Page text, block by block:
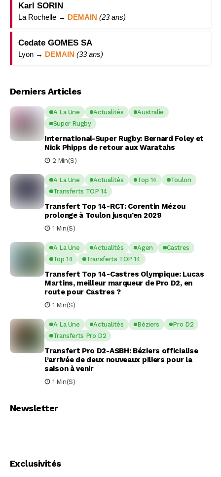
Karl SORIN
La Rochelle → DEMAIN (23 ans)
Cedate GOMES SA
Lyon → DEMAIN (33 ans)
Derniers Articles
A La Une Actualités
Australie
Super Rugby
International-Super Rugby: Bernard Foley et
Nick Phipps de retour aux Waratahs
2 Min(s)
A La Une Actualités Top 14
Toulon
Transferts TOP 14
Transfert Top 14-RCT: Corentin Mézou
prolonge à Toulon jusqu’en 2029
1 Min(s)
A La Une Actualités Agen
Castres
Top 14
Transferts TOP 14
Transfert Top 14-Castres Olympique: Lucas
Martins, meilleur marqueur de Pro D2, en
route pour Castres ?
1 Min(s)
A La Une Actualités Béziers
Pro D2
Transferts Pro D2
Transfert Pro D2-ASBH: Béziers officialise
l’arrivée de deux nouveaux piliers pour la
saison à venir
1 Min(s)
Newsletter
Exclusivités